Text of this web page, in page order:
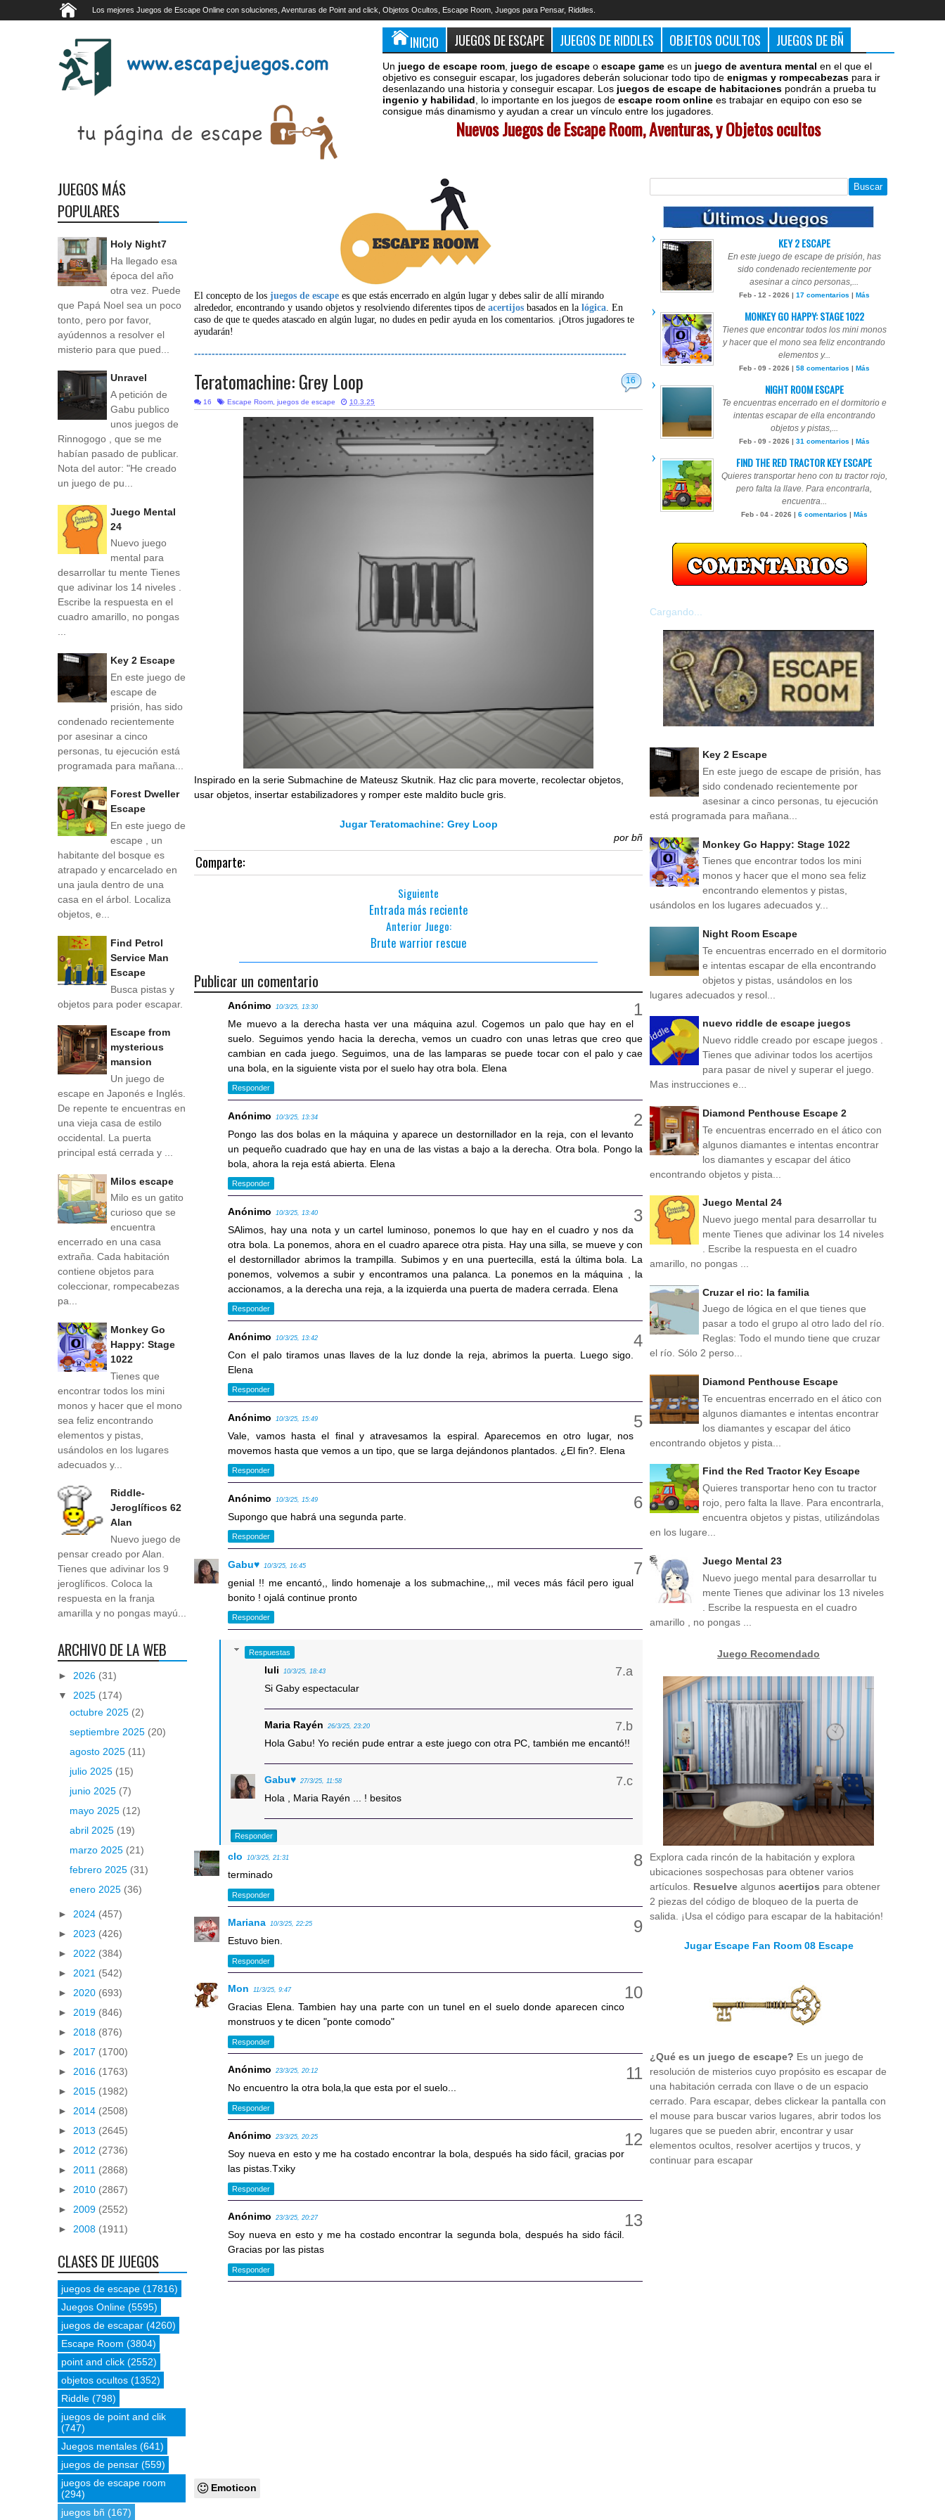
Los mejores Juegos de Escape Online con soluciones, Aventuras de Point and click, Objetos Ocultos, Escape Room, Juegos para Pensar, Riddles.
INICIO JUEGOS DE ESCAPE JUEGOS DE RIDDLES OBJETOS OCULTOS JUEGOS DE BÑ
Un juego de escape room juego de escape o escape game es un juego de aventura mental en el que el
objetivo es conseguir escapar, los jugadores deberán solucionar todo tipo de enigmas y rompecabezas para ir
desenlazando una historia y conseguir escapar. Los juegos de escape de habitaciones pondrán a prueba tu
ingenio y habilidad , lo importante en los juegos de escape room online es trabajar en equipo con eso se
consigue más dinamismo y ayudan a crear un vínculo entre los jugadores.
Nuevos Juegos de Escape Room, Aventuras, y Objetos ocultos
El concepto de losjuegos de escape es que estás encerrado en algún lugar y debes salir de allí mirando
alrededor, encontrando y usando objetos y resolviendo diferentes tipos deacertijos basados en lalógica. En
caso de que te quedes atascado en algún lugar, no dudes en pedir ayuda en los comentarios. ¡Otros jugadores te
ayudarán!
---------------------------------------------------------------------------------------------------------------------------
16
Teratomachine: Grey Loop
16 Escape Room juegos de escape 10.3.25
Inspirado en la serie Submachine de Mateusz Skutnik. Haz clic para moverte, recolectar objetos,
usar objetos, insertar estabilizadores y romper este maldito bucle gris.
Jugar Teratomachine: Grey Loop
por bñ
Comparte:
Siguiente
Entrada más reciente
Anterior Juego:
Brute warrior rescue
Publicar un comentario
Anónimo 10/3/25, 13:30
Me muevo a la derecha hasta ver una máquina azul. Cogemos un palo que hay en el
suelo. Seguimos yendo hacia la derecha, vemos un cuadro con unas letras que creo que
cambian en cada juego. Seguimos, una de las lamparas se puede tocar con el palo y cae
una bola, en la siguiente vista por el suelo hay otra bola. Elena
Responder
Anónimo 10/3/25, 13:34
Pongo las dos bolas en la máquina y aparece un destornillador en la reja, con el levanto
un pequeño cuadrado que hay en una de las vistas a bajo a la derecha. Otra bola. Pongo la
bola, ahora la reja está abierta. Elena
Responder
Anónimo 10/3/25, 13:40
SAlimos, hay una nota y un cartel luminoso, ponemos lo que hay en el cuadro y nos da
otra bola. La ponemos, ahora en el cuadro aparece otra pista. Hay una silla, se mueve y con
el destornillador abrimos la trampilla. Subimos y en una puertecilla, está la última bola. La
ponemos, volvemos a subir y encontramos una palanca. La ponemos en la máquina , la
accionamos, a la derecha una reja, a la izquierda una puerta de madera cerrada. Elena
Responder
Anónimo 10/3/25, 13:42
Con el palo tiramos unas llaves de la luz donde la reja, abrimos la puerta. Luego sigo.
Elena
Responder
Anónimo 10/3/25, 15:49
Vale, vamos hasta el final y atravesamos la espiral. Aparecemos en otro lugar, nos
movemos hasta que vemos a un tipo, que se larga dejándonos plantados. ¿El fin?. Elena
Responder
Anónimo 10/3/25, 15:49
Supongo que habrá una segunda parte.
Responder
Gabu♥ 10/3/25, 16:45
genial !! me encantó,, lindo homenaje a los submachine,,, mil veces más fácil pero igual
bonito ! ojalá continue pronto
Responder
Respuestas
luli 10/3/25, 18:43
Si Gaby espectacular
Maria Rayén 26/3/25, 23:20
Hola Gabu! Yo recién pude entrar a este juego con otra PC, también me encantó!!
Gabu♥ 27/3/25, 11:58
Hola , Maria Rayén ... ! besitos
Responder
clo 10/3/25, 21:31
terminado
Responder
Mariana 10/3/25, 22:25
Estuvo bien.
Responder
Mon 11/3/25, 9:47
Gracias Elena. Tambien hay una parte con un tunel en el suelo donde aparecen cinco
monstruos y te dicen "ponte comodo"
Responder
Anónimo 23/3/25, 20:12
No encuentro la otra bola,la que esta por el suelo...
Responder
Anónimo 23/3/25, 20:25
Soy nueva en esto y me ha costado encontrar la bola, después ha sido fácil, gracias por
las pistas.Txiky
Responder
Anónimo 23/3/25, 20:27
Soy nueva en esto y me ha costado encontrar la segunda bola, después ha sido fácil.
Gracias por las pistas
Responder
Emoticon
JUEGOS MÁS
POPULARES
Holy Night7
Ha llegado esa
época del año
otra vez. Puede
que Papá Noel sea un poco
tonto, pero por favor,
ayúdennos a resolver el
misterio para que pued...
Unravel
A petición de
Gabu publico
unos juegos de
Rinnogogo , que se me
habían pasado de publicar.
Nota del autor: "He creado
un juego de pu...
Juego Mental
24
Nuevo juego
mental para
desarrollar tu mente Tienes
que adivinar los 14 niveles .
Escribe la respuesta en el
cuadro amarillo, no pongas
...
Key 2 Escape
En este juego de
escape de
prisión, has sido
condenado recientemente
por asesinar a cinco
personas, tu ejecución está
programada para mañana...
Forest Dweller
Escape
En este juego de
escape , un
habitante del bosque es
atrapado y encarcelado en
una jaula dentro de una
casa en el árbol. Localiza
objetos, e...
Find Petrol
Service Man
Escape
Busca pistas y
objetos para poder escapar.
Escape from
mysterious
mansion
Un juego de
escape en Japonés e Inglés.
De repente te encuentras en
una vieja casa de estilo
occidental. La puerta
principal está cerrada y ...
Milos escape
Milo es un gatito
curioso que se
encuentra
encerrado en una casa
extraña. Cada habitación
contiene objetos para
coleccionar, rompecabezas
pa...
Monkey Go
Happy: Stage
1022
Tienes que
encontrar todos los mini
monos y hacer que el mono
sea feliz encontrando
elementos y pistas,
usándolos en los lugares
adecuados y...
Riddle-
Jeroglíficos 62
Alan
Nuevo juego de
pensar creado por Alan.
Tienes que adivinar los 9
jeroglíficos. Coloca la
respuesta en la franja
amarilla y no pongas mayú...
ARCHIVO DE LA WEB
► 2026 (31)
▼ 2025 (174)
octubre 2025 (2)
septiembre 2025 (20)
agosto 2025 (11)
julio 2025 (15)
junio 2025 (7)
mayo 2025 (12)
abril 2025 (19)
marzo 2025 (21)
febrero 2025 (31)
enero 2025 (36)
► 2024 (457)
► 2023 (426)
► 2022 (384)
► 2021 (542)
► 2020 (693)
► 2019 (846)
► 2018 (876)
► 2017 (1700)
► 2016 (1763)
► 2015 (1982)
► 2014 (2508)
► 2013 (2645)
► 2012 (2736)
► 2011 (2868)
► 2010 (2867)
► 2009 (2552)
► 2008 (1911)
CLASES DE JUEGOS
juegos de escape (17816)
Juegos Online (5595)
juegos de escapar (4260)
Escape Room (3804)
point and click (2552)
objetos ocultos (1352)
Riddle (798)
juegos de point and clik
(747)
Juegos mentales (641)
juegos de pensar (559)
juegos de escape room
(294)
juegos bñ (167)
KEY 2 ESCAPE
En este juego de escape de prisión, has
sido condenado recientemente por
asesinar a cinco personas,...
Feb - 12 - 2026 | 17 comentarios | Más
MONKEY GO HAPPY: STAGE 1022
Tienes que encontrar todos los mini monos
y hacer que el mono sea feliz encontrando
elementos y...
Feb - 09 - 2026 | 58 comentarios | Más
NIGHT ROOM ESCAPE
Te encuentras encerrado en el dormitorio e
intentas escapar de ella encontrando
objetos y pistas,...
Feb - 09 - 2026 | 31 comentarios | Más
FIND THE RED TRACTOR KEY ESCAPE
Quieres transportar heno con tu tractor rojo,
pero falta la llave. Para encontrarla,
encuentra...
Feb - 04 - 2026 | 6 comentarios | Más
Cargando...
Key 2 Escape
En este juego de escape de prisión, has
sido condenado recientemente por
asesinar a cinco personas, tu ejecución
está programada para mañana...
Monkey Go Happy: Stage 1022
Tienes que encontrar todos los mini
monos y hacer que el mono sea feliz
encontrando elementos y pistas,
usándolos en los lugares adecuados y...
Night Room Escape
Te encuentras encerrado en el dormitorio
e intentas escapar de ella encontrando
objetos y pistas, usándolos en los
lugares adecuados y resol...
nuevo riddle de escape juegos
Nuevo riddle creado por escape juegos .
Tienes que adivinar todos los acertijos
para pasar de nivel y superar el juego.
Mas instrucciones e...
Diamond Penthouse Escape 2
Te encuentras encerrado en el ático con
algunos diamantes e intentas encontrar
los diamantes y escapar del ático
encontrando objetos y pista...
Juego Mental 24
Nuevo juego mental para desarrollar tu
mente Tienes que adivinar los 14 niveles
. Escribe la respuesta en el cuadro
amarillo, no pongas ...
Cruzar el rio: la familia
Juego de lógica en el que tienes que
pasar a todo el grupo al otro lado del río.
Reglas: Todo el mundo tiene que cruzar
el río. Sólo 2 perso...
Diamond Penthouse Escape
Te encuentras encerrado en el ático con
algunos diamantes e intentas encontrar
los diamantes y escapar del ático
encontrando objetos y pista...
Find the Red Tractor Key Escape
Quieres transportar heno con tu tractor
rojo, pero falta la llave. Para encontrarla,
encuentra objetos y pistas, utilizándolas
en los lugare...
Juego Mental 23
Nuevo juego mental para desarrollar tu
mente Tienes que adivinar los 13 niveles
. Escribe la respuesta en el cuadro
amarillo , no pongas ...
Juego Recomendado
Explora cada rincón de la habitación y explora
ubicaciones sospechosas para obtener varios
artículos. Resuelve algunos acertijos para obtener
2 piezas del código de bloqueo de la puerta de
salida. ¡Usa el código para escapar de la habitación!
Jugar Escape Fan Room 08 Escape
¿Qué es un juego de escape? Es un juego de
resolución de misterios cuyo propósito es escapar de
una habitación cerrada con llave o de un espacio
cerrado. Para escapar, debes clickear la pantalla con
el mouse para buscar varios lugares, abrir todos los
lugares que se pueden abrir, encontrar y usar
elementos ocultos, resolver acertijos y trucos, y
continuar para escapar